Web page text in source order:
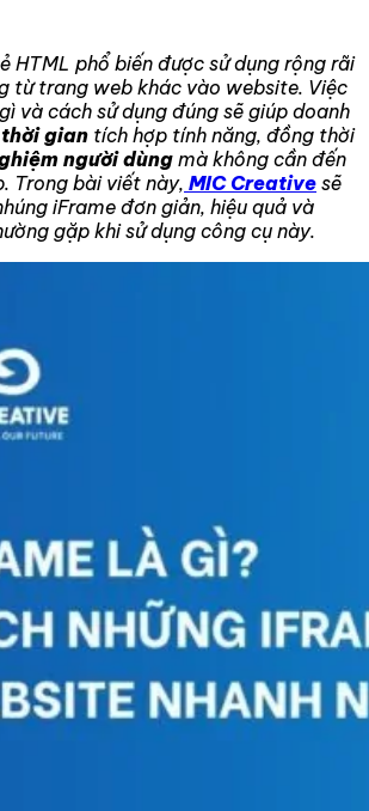
HTML phổ biến được sử dụng rộng rãi
từ trang web khác vào website. Việc
và cách sử dụng đúng sẽ giúp doanh
gian tích hợp tính năng, đồng thời
người dùng mà không cần đến
Trong bài viết này, MIC Creative sẽ
iFrame đơn giản, hiệu quả và
gặp khi sử dụng công cụ này.